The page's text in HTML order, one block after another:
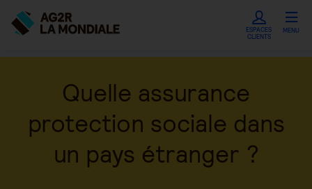
ESPACES
CLIENTS
MENU
Quelle assurance
protection sociale dans
un pays étranger ?